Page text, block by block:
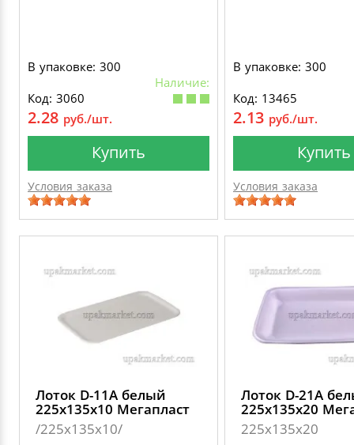
В упаковке: 300
Наличие:
Код: 3060
2.28 руб./шт.
Купить
Условия заказа
В упаковке: 300
Код: 13465
2.13 руб./шт.
Купить
Условия заказа
Лоток D-11А белый
225х135х10 Мегапласт
/225х135х10/
Лоток D-21А
225х135х20
225х135х20